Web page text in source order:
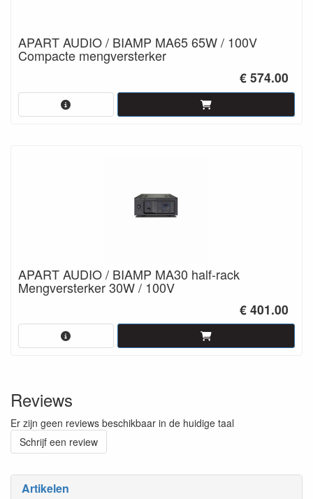
Artikelen
APART AUDIO / BIAMP MA65 65W / 100V
Compacte mengversterker
€ 574.00
APART AUDIO / BIAMP MA30 half-rack
Mengversterker 30W / 100V
€ 401.00
Reviews
Er zijn geen reviews beschikbaar in de huidige taal
Schrijf een review